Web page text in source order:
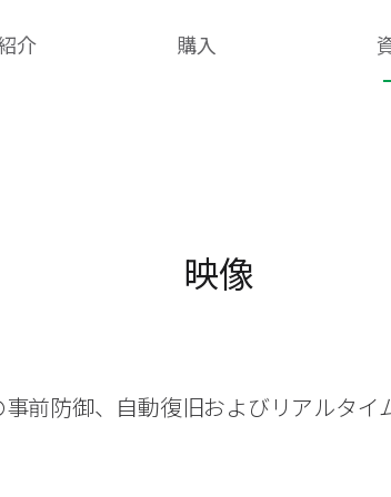
介 購入
映像
前防御、自動復旧およびリアルタイ